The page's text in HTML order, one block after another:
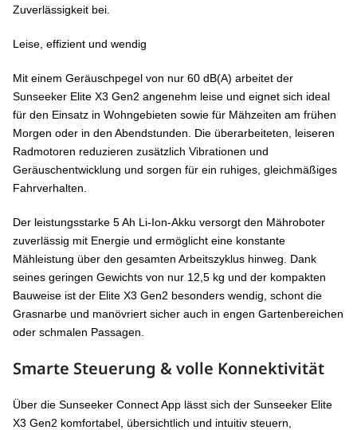
Zuverlässigkeit bei.
Leise, effizient und wendig
Mit einem Geräuschpegel von nur 60 dB(A) arbeitet der
Sunseeker Elite X3 Gen2 angenehm leise und eignet sich ideal
für den Einsatz in Wohngebieten sowie für Mähzeiten am frühen
Morgen oder in den Abendstunden. Die überarbeiteten, leiseren
Radmotoren reduzieren zusätzlich Vibrationen und
Geräuschentwicklung und sorgen für ein ruhiges, gleichmäßiges
Fahrverhalten.
Der leistungsstarke 5 Ah Li-Ion-Akku versorgt den Mähroboter
zuverlässig mit Energie und ermöglicht eine konstante
Mähleistung über den gesamten Arbeitszyklus hinweg. Dank
seines geringen Gewichts von nur 12,5 kg und der kompakten
Bauweise ist der Elite X3 Gen2 besonders wendig, schont die
Grasnarbe und manövriert sicher auch in engen Gartenbereichen
oder schmalen Passagen.
Smarte Steuerung & volle Konnektivität
Über die Sunseeker Connect App lässt sich der Sunseeker Elite
X3 Gen2 komfortabel, übersichtlich und intuitiv steuern,